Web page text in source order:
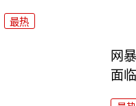
最热
网
面